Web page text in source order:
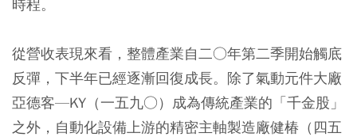
時程。
從營收表現來看，整體產業自二○年第二季開始觸底
反彈，下半年已經逐漸回復成長。除了氣動元件大廠
亞德客—KY（一五九○）成為傳統產業的「千金股」
之外，自動化設備上游的精密主軸製造廠健椿（四五